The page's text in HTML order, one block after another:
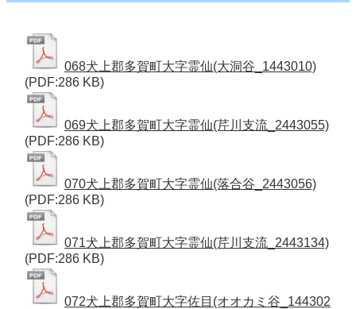
068犬上郡多賀町大字霊仙(大洞谷_1443010)
(PDF:286 KB)
069犬上郡多賀町大字霊仙(芹川支流_2443055)
(PDF:286 KB)
070犬上郡多賀町大字霊仙(落合谷_2443056)
(PDF:286 KB)
071犬上郡多賀町大字霊仙(芹川支流_2443134)
(PDF:286 KB)
072犬上郡多賀町大字佐目(オオカミ谷_144302